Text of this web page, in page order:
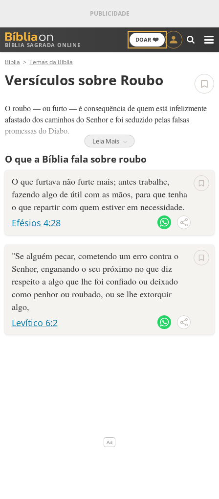
BÍBLIA SAGRADA ONLINE
DOAR ❤️
ANTIGO TESTAMENTO
VERSÍCULOS
PALAVRA DO DIA
SALMO DO DIA
DEVOCIONAL DIÁRIO
ESTUDOS BÍBLICOS
ESBOÇOS DE PREGAÇÃO
TEMAS
Bíblia Temas da Bíblia
Versículos sobre Roubo
O roubo — ou furto — é consequência de quem está infelizmente
afastado dos caminhos do Senhor e foi seduzido pelas falsas
promessas do Diabo.
Uma pessoa que rouba — além de cometer um crime — peca
contra Deus e fica à mercê das armadilhas de Satanás, pois quem
Os "frutos" do roubo são ilusão e na maioria das vezes leva as
pessoas à desgraça.Por isso devemos orar e sermos um
instrumento de Deus para levar uma palavra de arrependimento e
salvação a quem está nas garras do Enganador.
Leia Mais
O que a Bíblia fala sobre roubo
O que furtava não furte mais; antes trabalhe,
fazendo algo de útil com as mãos, para que tenha
o que repartir com quem estiver em necessidade.
Efésios 4:28
"Se al­guém pecar, cometendo um erro contra o
Senhor, enganando o seu próximo no que diz
respeito a algo que lhe foi confiado ou deixado
como penhor ou roubado, ou se lhe extor­quir
algo,
Levítico 6:2